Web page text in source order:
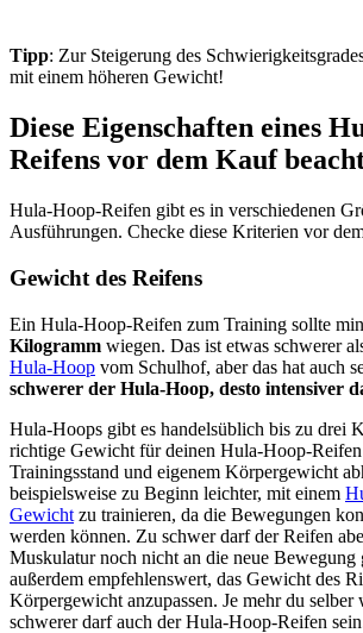
Tipp: Zur Steigerung des
mit einem höheren Gewicht!
Diese Eigenschaften eines
Reifens vor dem Kauf
Hula-Hoop-Reifen gibt es in verschiedenen
Ausführungen. Checke diese Kriterien vor
Gewicht des Reifens
Ein Hula-Hoop-Reifen zum Training sollte
Kilogramm wiegen. Das ist etwas schwerer
Hula-Hoop vom Schulhof, aber das hat auch
schwerer der Hula-Hoop, desto intensiver
Hula-Hoops gibt es handelsüblich bis zu drei
richtige Gewicht für deinen Hula-Hoop-
Trainingsstand und eigenem Körpergewicht
beispielsweise zu Beginn leichter, mit einem
Gewicht zu trainieren, da die Bewegungen
werden können. Zu schwer darf der Reifen
Muskulatur noch nicht an die neue Bewegung
außerdem empfehlenswert, das Gewicht des
Körpergewicht anzupassen. Je mehr du selber
schwerer darf auch der Hula-Hoop-Reifen